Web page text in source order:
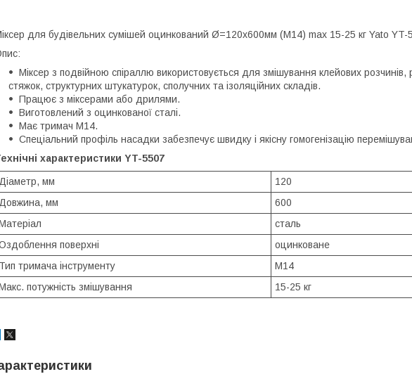
для будівельних сумішей оцинкований Ø=120х600мм (М14) max 15-25 кг Yato YT-
Міксер з подвійною спіраллю використовується для змішування клейових розчинів,
стяжок, структурних штукатурок, сполучних та ізоляційних складів.
Працює з міксерами або дрилями.
Виготовлений з оцинкованої сталі.
Має тримач М14.
Спеціальний профіль насадки забезпечує швидку і якісну гомогенізацію
характеристики YT-5507
Діаметр, мм
120
Довжина, мм
600
сталь
поверхні
оцинковане
Тип тримача інструменту
М14
потужність змішування
15-25 кг